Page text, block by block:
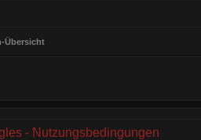
Übersicht
- Nutzungsbedingungen